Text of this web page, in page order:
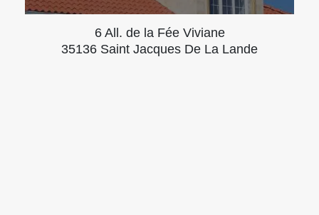
6 All. de la Fée Viviane
35136 Saint Jacques De La Lande